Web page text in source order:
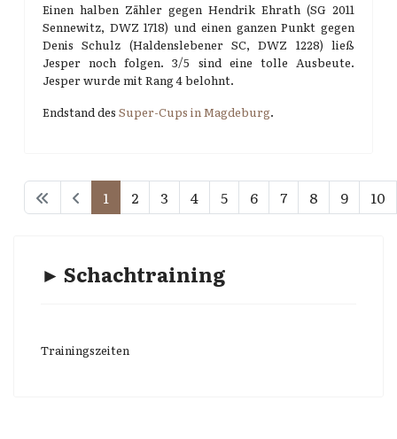
Einen halben Zähler gegen Hendrik Ehrath (SG 2011
Sennewitz, DWZ 1718) und einen ganzen Punkt gegen
Denis Schulz (Haldenslebener SC, DWZ 1228) ließ
Jesper noch folgen. 3/5 sind eine tolle Ausbeute.
Jesper wurde mit Rang 4 belohnt.
Endstand des Super-Cups in Magdeburg.
1 2 3 4 5 6 7 8 9 10
► Schachtraining
Trainingszeiten